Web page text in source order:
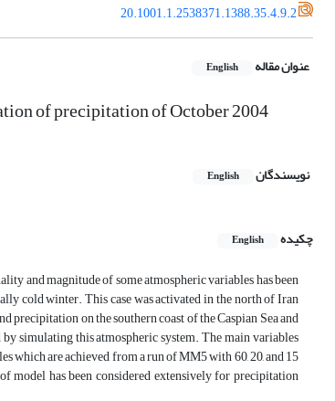
20.1001.1.2538371.1388.35.4.9.2
عنوان مقاله English
of precipitation of October 2004
نویسندگان English
چکیده English
and magnitude of some atmospheric variables has been
cold winter. This case was activated in the north of Iran
on the southern coast of the Caspian Sea and
simulating this atmospheric system. The main variables
which are achieved from a run of MM5 with 60, 20, and 15
model has been considered extensively for precipitation